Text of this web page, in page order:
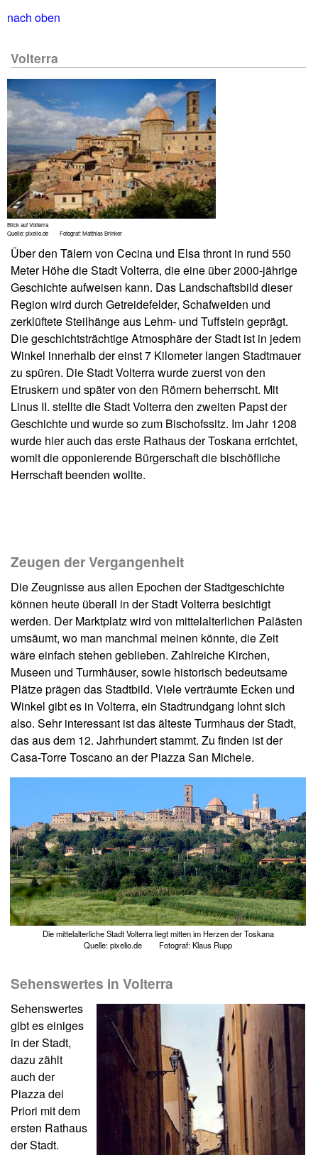
nach oben
Volterra
Blick auf Volterra
Quelle: pixelio.de Fotograf: Matthias Brinker
Über den Tälern von Cecina und Elsa thront in rund 550
Meter Höhe die Stadt Volterra, die eine über 2000-jährige
Geschichte aufweisen kann. Das Landschaftsbild dieser
Region wird durch Getreidefelder, Schafweiden und
zerklüftete Steilhänge aus Lehm- und Tuffstein geprägt.
Die geschichtsträchtige Atmosphäre der Stadt ist in jedem
Winkel innerhalb der einst 7 Kilometer langen Stadtmauer
zu spüren. Die Stadt Volterra wurde zuerst von den
Etruskern und später von den Römern beherrscht. Mit
Linus II. stellte die Stadt Volterra den zweiten Papst der
Geschichte und wurde so zum Bischofssitz. Im Jahr 1208
wurde hier auch das erste Rathaus der Toskana errichtet,
womit die opponierende Bürgerschaft die bischöfliche
Herrschaft beenden wollte.
Zeugen der Vergangenheit
Die Zeugnisse aus allen Epochen der Stadtgeschichte
können heute überall in der Stadt Volterra besichtigt
werden. Der Marktplatz wird von mittelalterlichen Palästen
umsäumt, wo man manchmal meinen könnte, die Zeit
wäre einfach stehen geblieben. Zahlreiche Kirchen,
Museen und Turmhäuser, sowie historisch bedeutsame
Plätze prägen das Stadtbild. Viele verträumte Ecken und
Winkel gibt es in Volterra, ein Stadtrundgang lohnt sich
also. Sehr interessant ist das älteste Turmhaus der Stadt,
das aus dem 12. Jahrhundert stammt. Zu finden ist der
Casa-Torre Toscano an der Piazza San Michele.
Die mittelalterliche Stadt Volterra liegt mitten im Herzen der Toskana
Quelle: pixelio.de Fotograf: Klaus Rupp
Sehenswertes in Volterra
Sehenswertes
gibt es einiges
in der Stadt,
dazu zählt
auch der
Piazza dei
Priori mit dem
ersten Rathaus
der Stadt.